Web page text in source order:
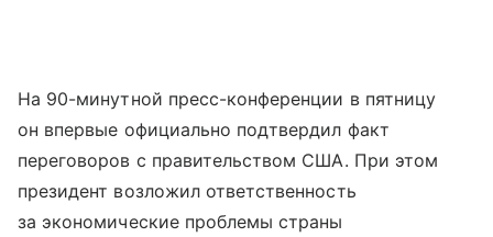
На 90-минутной пресс-конференции в пятницу
он впервые официально подтвердил факт
переговоров с правительством США. При этом
президент возложил ответственность
за экономические проблемы страны